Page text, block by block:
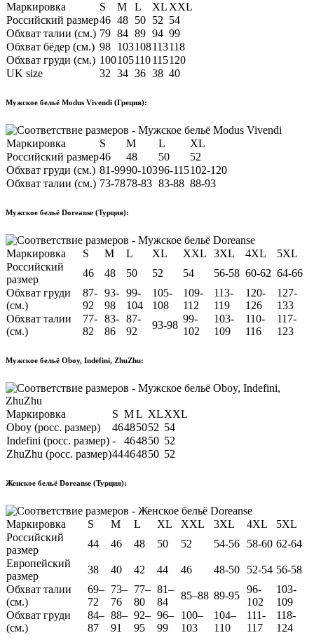
Маркировка S M L XL XXL
Российский размер46 48 50 52 54
Обхват талии (см.) 79 84 89 94 99
Обхват бёдер (см.) 98 103108113118
Обхват груди (см.) 100105110115120
UK size
32 34 36 38 40
Мужское бельё Modus Vivendi (Греция):
Маркировка S M L
XL
Российский размер46 48 50
52
Обхват груди (см.) 81-9990-10396-115102-120
Обхват талии (см.) 73-7878-83 83-88 88-93
Мужское бельё Doreanse (Турция):
Маркировка S M L XL XXL 3XL 4XL
5XL
Российский
размер
46 48 50 52 54 56-58 60-62 64-66
Обхват груди
(см.)
87-
92
93-
98
99-
104
105-
108
109-
112
113-
119
120-
126
127-
133
Обхват талии
(см.)
77-
82
83-
86
87-
92
93-98
99-
102
103-
109
110-
116
117-
123
Мужское бельё Oboy, Indefini, ZhuZhu:
Маркировка S ML XLXXL
Oboy (росс. размер)
46485052 54
Indefini (росс. размер) - 464850 52
ZhuZhu (росс. размер)44464850 52
Женское бельё Doreanse (Турция):
Маркировка S M L XL XXL 3XL 4XL
5XL
Российский
размер
44 46 48 50 52 54-56 58-60 62-64
Европейский
размер
38 40 42 44 46 48-50 52-54 56-58
Обхват талии
(см.)
69–
72
73–
76
77–
80
81–
84
85–88 89-95
96-
102
103-
109
Обхват груди
(см.)
84–
87
88–
91
92–
95
96–
99
100–
103
104–
110
111-
117
118-
124